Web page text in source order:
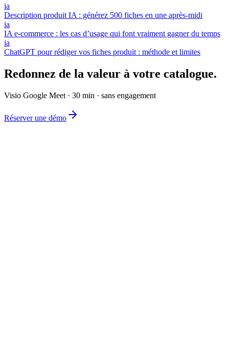
ia
Description produit IA : générez 500 fiches en une après-midi
ia
IA e-commerce : les cas d’usage qui font vraiment gagner du temps
ia
ChatGPT pour rédiger vos fiches produit : méthode et limites
Redonnez de la valeur à votre catalogue.
Visio Google Meet · 30 min · sans engagement
Réserver une démo